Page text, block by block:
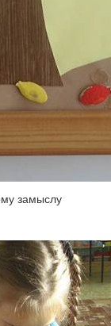
замыслу